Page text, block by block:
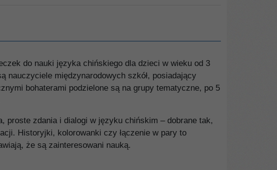
do nauki języka chińskiego dla dzieci w wieku od 3
nauczyciele międzynarodowych szkół, posiadający
bohaterami podzielone są na grupy tematyczne, po 5
proste zdania i dialogi w języku chińskim – dobrane tak,
Historyjki, kolorowanki czy łączenie w pary to
że są zainteresowani nauką.